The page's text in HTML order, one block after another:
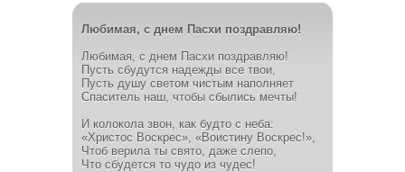
Любимая, с днем Пасхи поздравляю!
Любимая, с днем Пасхи поздравляю!
Пусть сбудутся надежды все твои,
Пусть душу светом чистым наполняет
Спаситель наш, чтобы сбылись мечты!
И колокола звон, как будто с неба:
«Христос Воскрес», «Воистину Воскрес!»,
Чтоб верила ты свято, даже слепо,
Что сбудется то чудо из чудес!